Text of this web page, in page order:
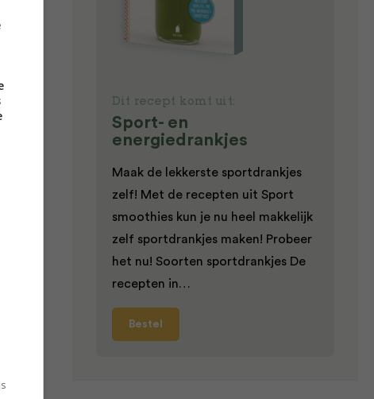
Dit recept komt uit:
Sport- en
energiedrankjes
Maak de lekkerste sportdrankjes
zelf! Met de recepten uit Sport
smoothies kun je nu heel makkelijk
zelf sportdrankjes maken! Probeer
het nu! Soorten sportdrankjes De
recepten in…
Bestel